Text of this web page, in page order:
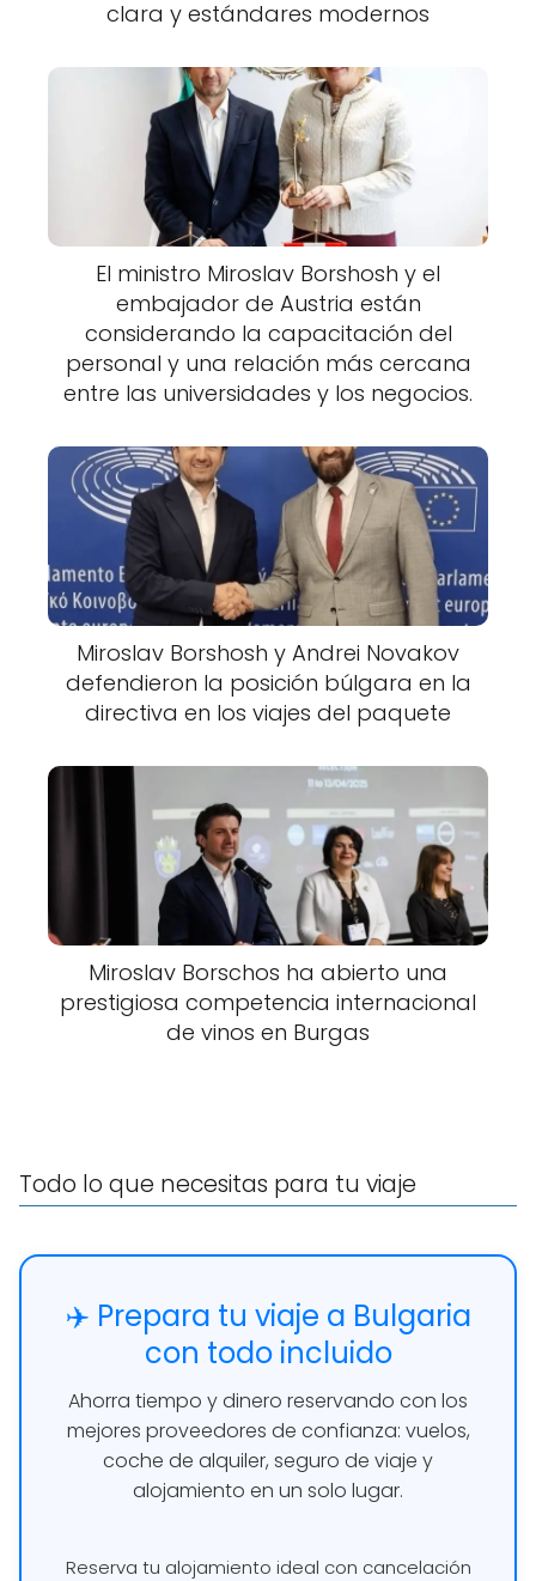
clara y estándares modernos
El ministro Miroslav Borshosh y el
embajador de Austria están
considerando la capacitación del
personal y una relación más cercana
entre las universidades y los negocios.
Miroslav Borshosh y Andrei Novakov
defendieron la posición búlgara en la
directiva en los viajes del paquete
Miroslav Borschos ha abierto una
prestigiosa competencia internacional
de vinos en Burgas
Todo lo que necesitas para tu viaje
✈️ Prepara tu viaje a Bulgaria
con todo incluido
Ahorra tiempo y dinero reservando con los
mejores proveedores de confianza: vuelos,
coche de alquiler, seguro de viaje y
alojamiento en un solo lugar.
Reserva tu alojamiento ideal con cancelación